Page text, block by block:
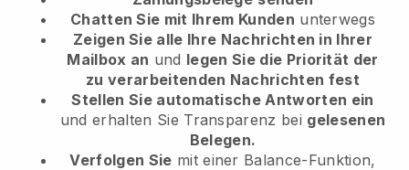
Chatten Sie mit Ihrem Kunden unterwegs
Zeigen Sie alle Ihre Nachrichten in Ihrer
Mailbox an und legen Sie die Priorität der
zu verarbeitenden Nachrichten fest
Stellen Sie automatische Antworten ein
und erhalten Sie Transparenz bei gelesenen
Belegen.
Verfolgen Sie mit einer Balance-Funktion,